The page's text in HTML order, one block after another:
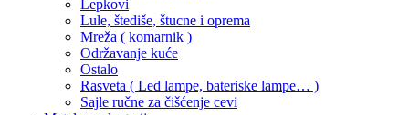
Lepkovi
Lule, štediše, štucne i oprema
Mreža ( komarnik )
Održavanje kuće
Ostalo
Rasveta ( Led lampe, bateriske lampe… )
Sajle ručne za čišćenje cevi